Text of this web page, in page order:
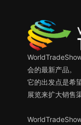
会的最新产品。
它的出发点是希
展览来扩大销售